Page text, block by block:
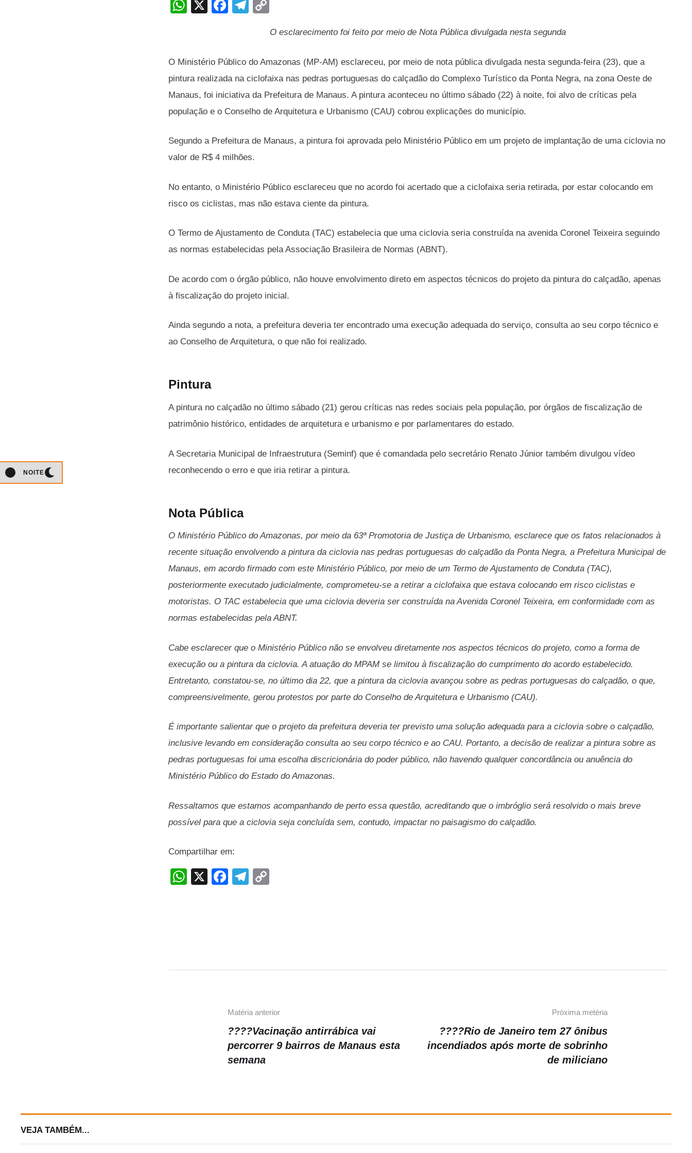
NOITE
W
s
A
p
p
X
F
e
b
o
o
k
T
gr
a
m
p
Li
n
k
O esclarecimento foi feito por meio de Nota Pública divulgada nesta segunda
O Ministério Público do Amazonas (MP-AM) esclareceu, por meio de nota pública divulgada nesta segunda-feira (23), que a
pintura realizada na ciclofaixa nas pedras portuguesas do calçadão do Complexo Turístico da Ponta Negra, na zona Oeste de
Manaus, foi iniciativa da Prefeitura de Manaus. A pintura aconteceu no último sábado (22) à noite, foi alvo de críticas pela
população e o Conselho de Arquitetura e Urbanismo (CAU) cobrou explicações do município.
Segundo a Prefeitura de Manaus, a pintura foi aprovada pelo Ministério Público em um projeto de implantação de uma ciclovia no
valor de R$ 4 milhões.
No entanto, o Ministério Público esclareceu que no acordo foi acertado que a ciclofaixa seria retirada, por estar colocando em
risco os ciclistas, mas não estava ciente da pintura.
O Termo de Ajustamento de Conduta (TAC) estabelecia que uma ciclovia seria construída na avenida Coronel Teixeira seguindo
as normas estabelecidas pela Associação Brasileira de Normas (ABNT).
De acordo com o órgão público, não houve envolvimento direto em aspectos técnicos do projeto da pintura do calçadão, apenas
à fiscalização do projeto inicial.
Ainda segundo a nota, a prefeitura deveria ter encontrado uma execução adequada do serviço, consulta ao seu corpo técnico e
ao Conselho de Arquitetura, o que não foi realizado.
Pintura
A pintura no calçadão no último sábado (21) gerou críticas nas redes sociais pela população, por órgãos de fiscalização de
patrimônio histórico, entidades de arquitetura e urbanismo e por parlamentares do estado.
A Secretaria Municipal de Infraestrutura (Seminf) que é comandada pelo secretário Renato Júnior também divulgou vídeo
reconhecendo o erro e que iria retirar a pintura.
Nota Pública
O Ministério Público do Amazonas, por meio da 63ª Promotoria de Justiça de Urbanismo, esclarece que os fatos relacionados à
recente situação envolvendo a pintura da ciclovia nas pedras portuguesas do calçadão da Ponta Negra, a Prefeitura Municipal de
Manaus, em acordo firmado com este Ministério Público, por meio de um Termo de Ajustamento de Conduta (TAC),
posteriormente executado judicialmente, comprometeu-se a retirar a ciclofaixa que estava colocando em risco ciclistas e
motoristas. O TAC estabelecia que uma ciclovia deveria ser construída na Avenida Coronel Teixeira, em conformidade com as
normas estabelecidas pela ABNT.
Cabe esclarecer que o Ministério Público não se envolveu diretamente nos aspectos técnicos do projeto, como a forma de
execução ou a pintura da ciclovia. A atuação do MPAM se limitou à fiscalização do cumprimento do acordo estabelecido.
Entretanto, constatou-se, no último dia 22, que a pintura da ciclovia avançou sobre as pedras portuguesas do calçadão, o que,
compreensivelmente, gerou protestos por parte do Conselho de Arquitetura e Urbanismo (CAU).
É importante salientar que o projeto da prefeitura deveria ter previsto uma solução adequada para a ciclovia sobre o calçadão,
inclusive levando em consideração consulta ao seu corpo técnico e ao CAU. Portanto, a decisão de realizar a pintura sobre as
pedras portuguesas foi uma escolha discricionária do poder público, não havendo qualquer concordância ou anuência do
Ministério Público do Estado do Amazonas.
Ressaltamos que estamos acompanhando de perto essa questão, acreditando que o imbróglio será resolvido o mais breve
possível para que a ciclovia seja concluída sem, contudo, impactar no paisagismo do calçadão.
Compartilhar em:
W
p
X
F
o
T
k
Matéria anterior
????Vacinação antirrábica vai
percorrer 9 bairros de Manaus esta
semana
Próxima metéria
????Rio de Janeiro tem 27 ônibus
incendiados após morte de sobrinho
de miliciano
VEJA TAMBÉM...